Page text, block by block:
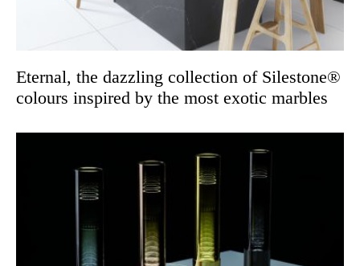
Eternal, the dazzling collection of Silestone®
colours inspired by the most exotic marbles